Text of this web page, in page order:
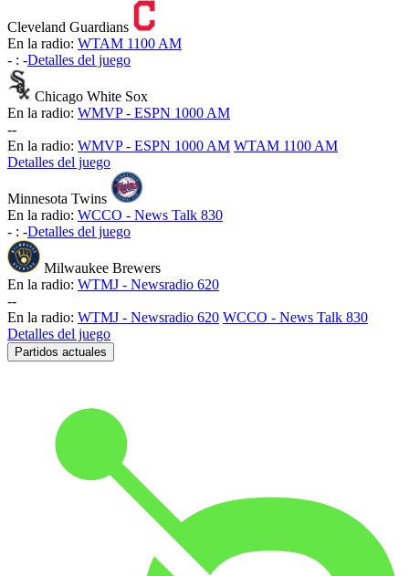
Cleveland Guardians
En la radio: WTAM 1100 AM
- : -Detalles del juego
Chicago White Sox
En la radio: WMVP - ESPN 1000 AM
--
En la radio: WMVP - ESPN 1000 AM WTAM 1100 AM
Detalles del juego
Minnesota Twins
En la radio: WCCO - News Talk 830
- : -Detalles del juego
Milwaukee Brewers
En la radio: WTMJ - Newsradio 620
--
En la radio: WTMJ - Newsradio 620 WCCO - News Talk 830
Detalles del juego
Partidos actuales